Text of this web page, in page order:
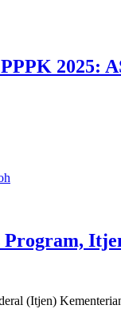
2025:
(Itjen)